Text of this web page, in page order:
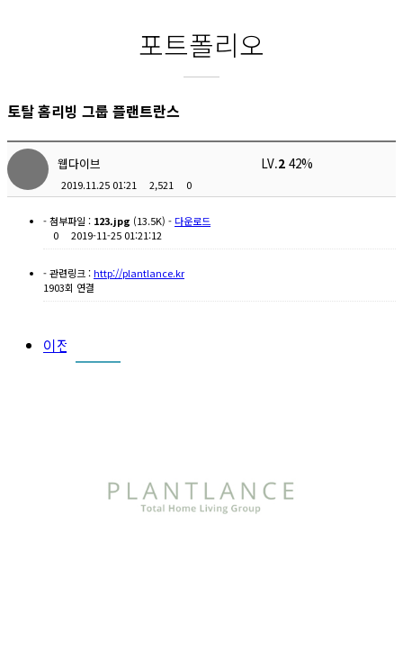
포트폴리오
토탈 홈리빙 그룹 플랜트란스
웹다이브
2019.11.25 01:21 2,521 0
LV.2 42%
- 첨부파일 : 123.jpg (13.5K) - 다운로드
0
2019-11-25 01:21:12
- 관련링크 :http://plantlance.kr
1903회 연결
이전글